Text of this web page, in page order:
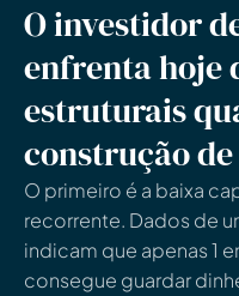
O investidor
enfrenta hoje
estruturais
construção
O primeiro é a baixa
recorrente. Dados de
indicam que apenas 1
consegue guardar